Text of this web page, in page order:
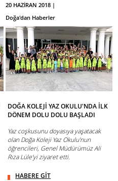
20 HAZİRAN 2018 |
Doğa'dan Haberler
DOĞA KOLEJİ YAZ OKULU'NDA İLK
DÖNEM DOLU DOLU BAŞLADI
Yaz coşkusunu doyasıya yaşatacak
olan Doğa Koleji Yaz Okulu'nun
öğrencileri, Genel Müdürümüz Ali
Rıza Lüle'yi ziyaret etti.
HABERE GİT